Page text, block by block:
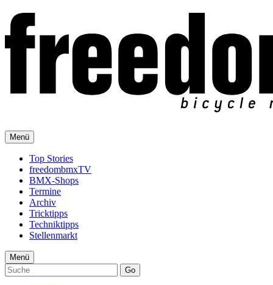
Menü
Top Stories
freedombmxTV
BMX-Shops
Termine
Archiv
Tricktipps
Techniktipps
Stellenmarkt
Menü
Go